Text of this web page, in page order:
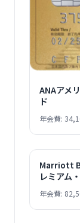
ANAアメ
ド
年会費:
Marriott
レミアム
年会費: